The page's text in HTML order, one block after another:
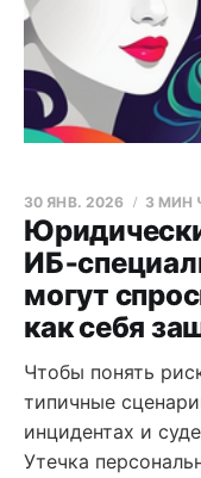
могут
как себя
30 ЯНВ. 2026 3 МИН
Чтобы понять
типичные
инцидентах и
Утечка